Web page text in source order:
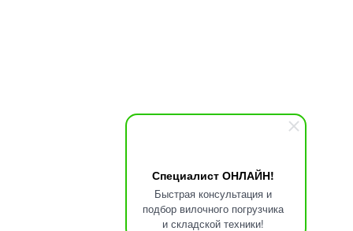
Специалист ОНЛАЙН!
Быстрая консультация и
подбор вилочного погрузчика
и складской техники!